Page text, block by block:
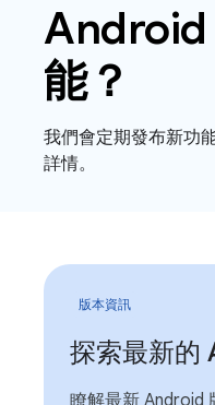
Android
能？
我們會定期發布新功
詳情。
版本資訊
探索最新的
瞭解最新 Android